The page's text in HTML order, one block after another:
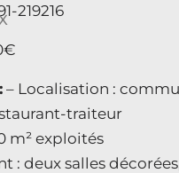
219216
– Localisation :
traiteur
m² exploités
: deux salles